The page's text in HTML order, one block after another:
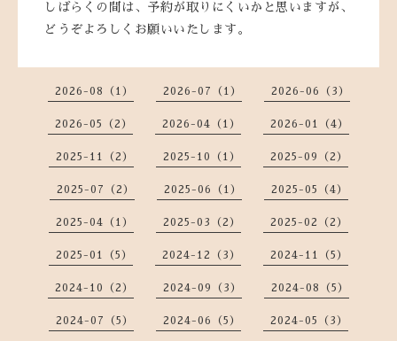
しばらくの間は、予約が取りにくいかと思いますが、
どうぞよろしくお願いいたします。
2026-08（1） 2026-07（1） 2026-06（3）
2026-05（2） 2026-04（1） 2026-01（4）
2025-11（2） 2025-10（1） 2025-09（2）
2025-07（2） 2025-06（1） 2025-05（4）
2025-04（1） 2025-03（2） 2025-02（2）
2025-01（5） 2024-12（3） 2024-11（5）
2024-10（2） 2024-09（3） 2024-08（5）
2024-07（5） 2024-06（5） 2024-05（3）